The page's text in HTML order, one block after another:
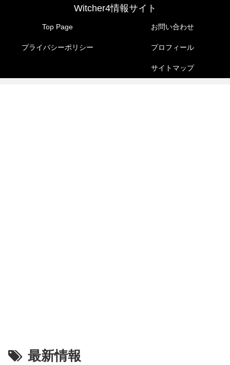
Witcher4情報サイト
Top Page お問い合わせ
プライバシーポリシー プロフィール
サイトマップ
最新情報